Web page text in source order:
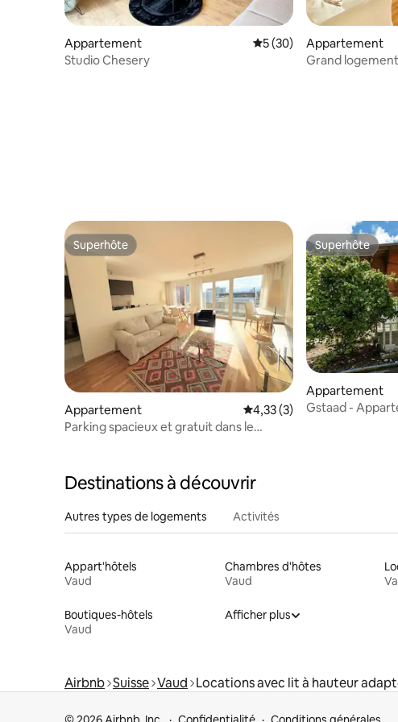
Appartement Évaluation moyenne sur
5 (30)
Studio Chesery
Appartement
Grand
Superhôte
Superhôte
Appartement Évaluation moyenne sur la
4,33 (3)
Parking spacieux et gratuit dans le
Superhôte
Superhôte
Appartement
Gstaad -
Destinations à découvrir
Autres types de logements Activités
Appart'hôtels
Vaud
Chambres d'hôtes
Vaud
Boutiques-hôtels
Vaud
Afficher plus
Airbnb Suisse Vaud Locations avec lit à hauteur